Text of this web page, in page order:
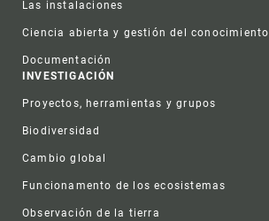
Las instalaciones
Ciencia abierta y gestión del conocimiento
Documentación
INVESTIGACIÓN
Proyectos, herramientas y grupos
Biodiversidad
Cambio global
Funcionamento de los ecosistemas
Observación de la tierra